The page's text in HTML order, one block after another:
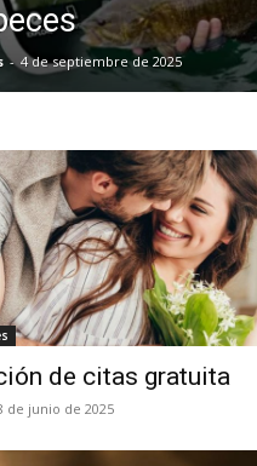
- 4 de septiembre de 2025
de citas gratuita
de junio de 2025